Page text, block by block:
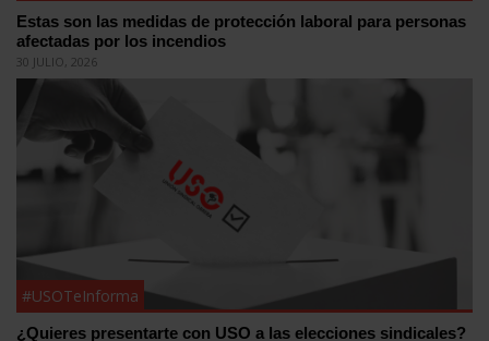
Estas son las medidas de protección laboral para personas
afectadas por los incendios
30 JULIO, 2026
#USOTeInforma
¿Quieres presentarte con USO a las elecciones sindicales?